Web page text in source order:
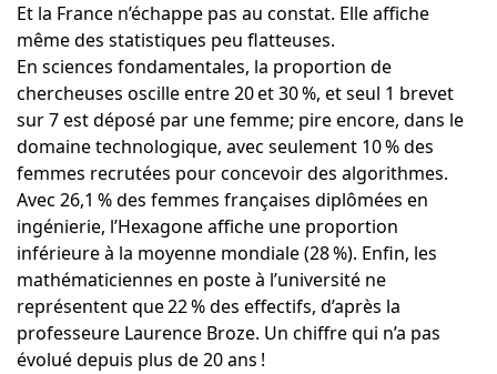
Et la France n’échappe pas au constat. Elle affiche
même des statistiques peu flatteuses.
En sciences fondamentales, la proportion de
chercheuses oscille entre 20 et 30 %, et seul 1 brevet
sur 7 est déposé par une femme; pire encore, dans le
domaine technologique, avec seulement 10 % des
femmes recrutées pour concevoir des algorithmes.
Avec 26,1 % des femmes françaises diplômées en
ingénierie, l’Hexagone affiche une proportion
inférieure à la moyenne mondiale (28 %). Enfin, les
mathématiciennes en poste à l’université ne
représentent que 22 % des effectifs, d’après la
professeure Laurence Broze. Un chiffre qui n’a pas
évolué depuis plus de 20 ans !